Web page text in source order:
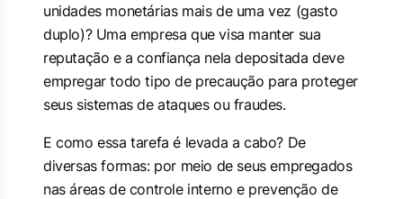
unidades monetárias mais de uma vez (gasto
duplo)? Uma empresa que visa manter sua
reputação e a confiança nela depositada deve
empregar todo tipo de precaução para proteger
seus sistemas de ataques ou fraudes.
E como essa tarefa é levada a cabo? De
diversas formas: por meio de seus empregados
nas áreas de controle interno e prevenção de